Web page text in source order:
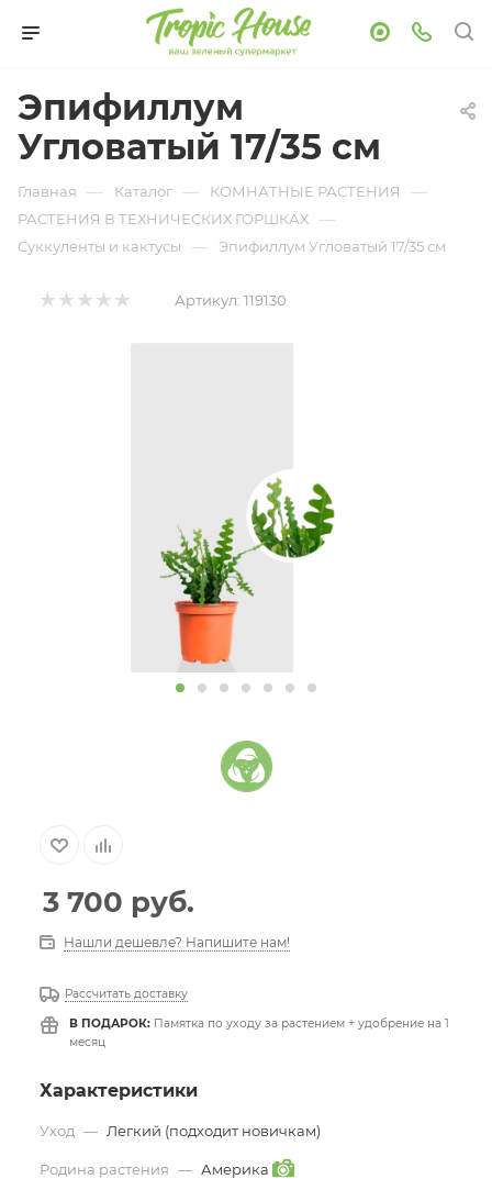
Эпифиллум
Угловатый 17/35 см
Главная — Каталог — КОМНАТНЫЕ РАСТЕНИЯ —
РАСТЕНИЯ В ТЕХНИЧЕСКИХ ГОРШКАХ —
Суккуленты и кактусы — Эпифиллум Угловатый 17/35 см
Артикул: 119130
3 700 руб.
Нашли дешевле? Напишите нам!
Рассчитать доставку
В ПОДАРОК: Памятка по уходу за растением + удобрение на 1
месяц
Характеристики
Уход — Легкий (подходит новичкам)
Родина растения — Америка